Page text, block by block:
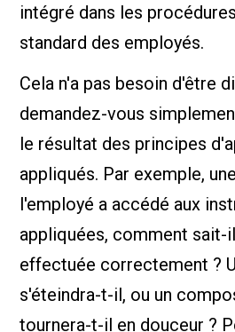
intégré dans les
standard des employés.
Cela n'a pas besoin d'être
demandez-vous
le résultat des principes
appliqués. Par exemple,
l'employé a accédé aux
appliquées, comment sait-
effectuée correctement ?
s'éteindra-t-il, ou un
tournera-t-il en douceur ?